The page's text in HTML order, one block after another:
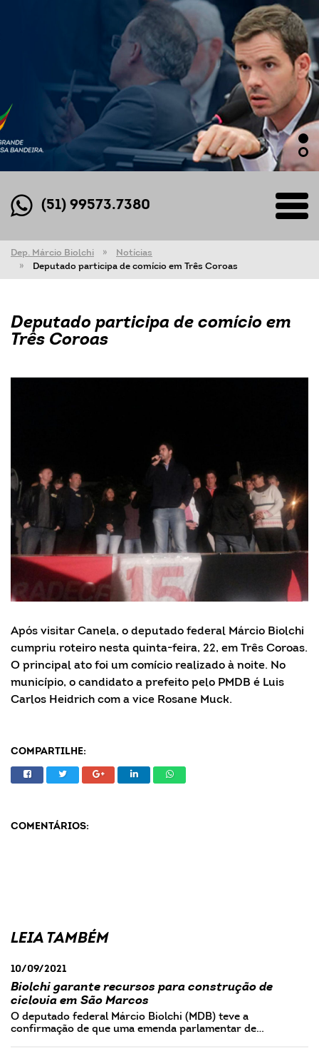
(51) 99573.7380
Dep. Márcio Biolchi
Notícias
Deputado participa de comício em Três Coroas
Deputado participa de comício em
Três Coroas
Após visitar Canela, o deputado federal Márcio Biolchi
cumpriu roteiro nesta quinta-feira, 22, em Três Coroas.
O principal ato foi um comício realizado à noite. No
município, o candidato a prefeito pelo PMDB é Luis
Carlos Heidrich com a vice Rosane Muck.
COMPARTILHE:
COMENTÁRIOS:
LEIA TAMBÉM
10/09/2021
Biolchi garante recursos para construção de
ciclovia em São Marcos
O deputado federal Márcio Biolchi (MDB) teve a
confirmação de que uma emenda parlamentar de…